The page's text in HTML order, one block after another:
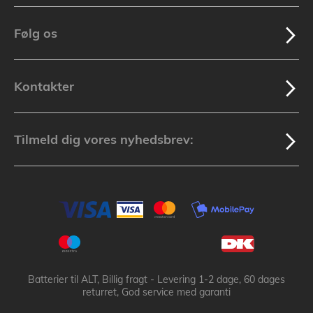
Følg os
Kontakter
Tilmeld dig vores nyhedsbrev:
Batterier til ALT, Billig fragt - Levering 1-2 dage, 60 dages
returret, God service med garanti